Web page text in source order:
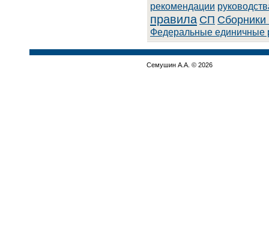
рекомендации
правила СП Сборники
Федеральные единичные
Семушин А.А. © 2026